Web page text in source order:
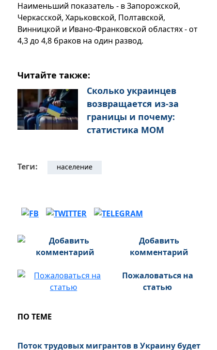
Наименьший показатель - в Запорожской,
Черкасской, Харьковской, Полтавской,
Винницкой и Ивано-Франковской областях - от
4,3 до 4,8 браков на один развод.
Читайте также:
Сколько украинцев
возвращается из-за
границы и почему:
статистика МОМ
Теги: население
Добавить
комментарий
Пожаловаться на
статью
ПО ТЕМЕ
Поток трудовых мигрантов в Украину будет